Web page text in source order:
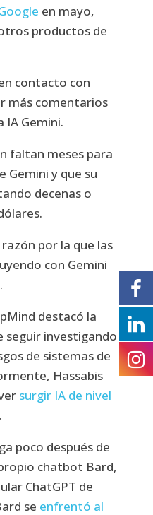
en mayo,
productos de
contacto con
más comentarios
IA Gemini.
faltan meses para
Gemini y que su
decenas o
por la que las
con Gemini
destacó la
seguir investigando
de sistemas de
Hassabis
surgir IA de nivel
poco después de
chatbot Bard,
ChatGPT de
se enfrentó al